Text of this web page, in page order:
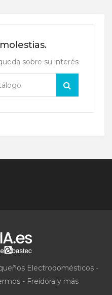
sobre su interés
Electrodomésticos -
- Freidora y más